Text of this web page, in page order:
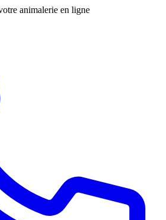
animalerie en ligne